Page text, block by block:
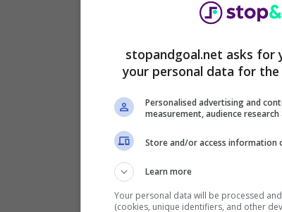
stopandgoal.net asks for
your personal data for
Personalised advertising and
measurement, audience
Store and/or access information
Learn more
Your personal data will be processed
(cookies, unique identifiers, and other